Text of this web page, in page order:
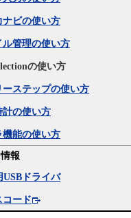
ナビの使い方
ル管理の使い方
の使い方
ーステップの使い方
計の使い方
機能の使い方
報
USBドライバ
コード